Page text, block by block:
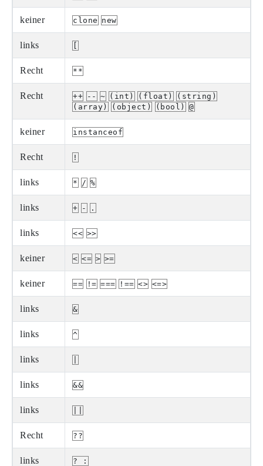
keiner clone new
links
Recht **
Recht ++ -- ~ (int) (float)
(string)
(array)
(object) (bool) @
keiner instanceof
Recht !
links * / %
links + - .
links << >>
keiner < <= > >=
keiner == != === !== <> <=>
links &
links ^
links
links &&
links
Recht ??
links ? :